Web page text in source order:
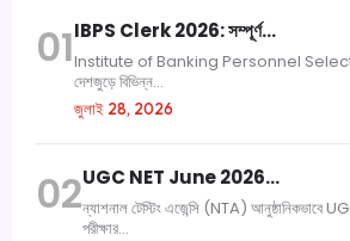
01IBPS Clerk 2026: সম্পূর্ণ…
Institute of Banking Personnel
দেশজুড়ে বিভিন্ন...
জুলাই 28, 2026
02UGC NET June 2026…
ন্যাশনাল টেস্টিং এজেন্সি (NTA)
পরীক্ষার...